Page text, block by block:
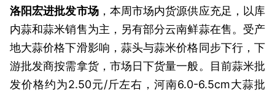
洛阳宏进批发市场，本周市场内货源供应充足，以库
内蒜和蒜米销售为主，另有部分云南鲜蒜在售。受产
地大蒜价格下滑影响，蒜头与蒜米价格同步下行，下
游批发商按需拿货，市场日下货量一般。目前蒜米批
发价格约为2.50元/斤左右，河南6.0-6.5cm大蒜批